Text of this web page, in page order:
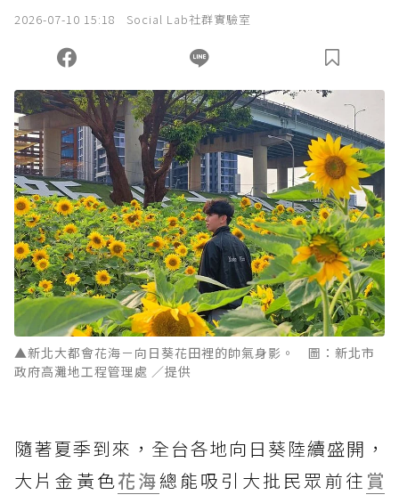
2026-07-10 15:18 Social Lab社群實驗室
▲新北大都會花海－向日葵花田裡的帥氣身影。 圖：新北市
政府高灘地工程管理處 ／提供
隨著夏季到來，全台各地向日葵陸續盛開，
大片金黃色花海總能吸引大批民眾前往 賞